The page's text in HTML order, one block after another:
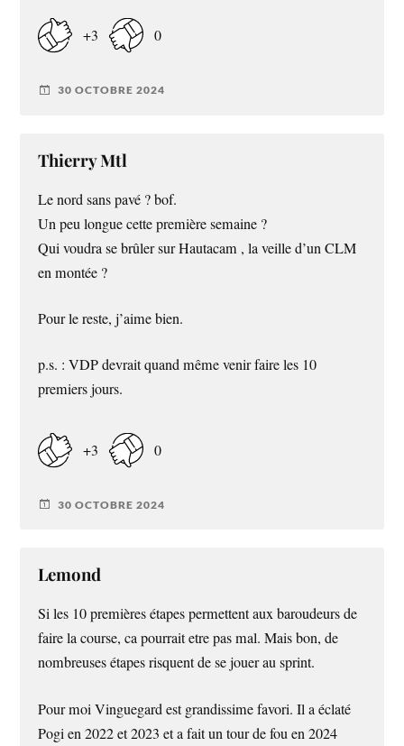
+3 0
30 OCTOBRE 2024
Thierry Mtl
Le nord sans pavé ? bof.
Un peu longue cette première semaine ?
Qui voudra se brûler sur Hautacam , la veille d’un CLM
en montée ?
Pour le reste, j’aime bien.
p.s. : VDP devrait quand même venir faire les 10
premiers jours.
+3 0
30 OCTOBRE 2024
Lemond
Si les 10 premières étapes permettent aux baroudeurs de
faire la course, ca pourrait etre pas mal. Mais bon, de
nombreuses étapes risquent de se jouer au sprint.
Pour moi Vinguegard est grandissime favori. Il a éclaté
Pogi en 2022 et 2023 et a fait un tour de fou en 2024